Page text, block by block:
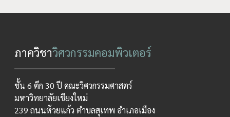
ภาควิชาวิศวกรรมคอมพิวเตอร์
ชั้น 6 ตึก 30 ปี คณะวิศวกรรมศาสตร์
มหาวิทยาลัยเชียงใหม่
239 ถนนห้วยแก้ว ตำบลสุเทพ อำเภอเมือง